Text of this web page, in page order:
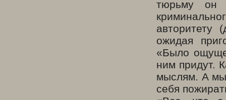
тюрьму он
авторитету
ожидая
«Было
ним придут.
мыслям. А
себя